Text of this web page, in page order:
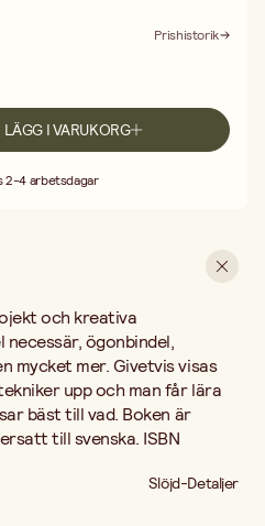
översatt till svenska. ISBN
Prishistorik
LÄGG I VARUKORG
2-4 arbetsdagar
och kreativa
ögonbindel,
mycket mer. Givetvis visas
upp och man får lära
bäst till vad. Boken är
till svenska. ISBN
Slöjd-Detaljer